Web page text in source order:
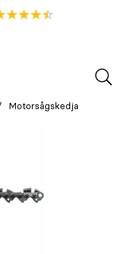
Motorsågskedja